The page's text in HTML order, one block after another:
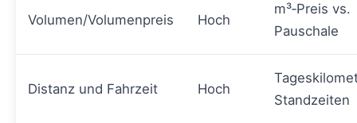
Volumen/Volumenpreis Hoch
m³‑Preis vs.
Pauschale
Distanz und Fahrzeit Hoch
Standzeiten